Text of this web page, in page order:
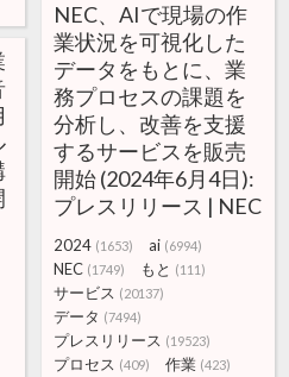
NEC、AIで現場の作
業状況を可視化した
データをもとに、業
務プロセスの課題を
分析し、改善を支援
するサービスを販売
開始 (2024年6月4日):
プレスリリース | NEC
2024 (1653) ai (6994)
NEC (1749) もと (111)
サービス (20137)
データ (7494)
プレスリリース (19523)
プロセス (409) 作業 (423)